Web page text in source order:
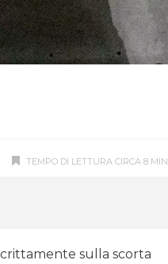
TEMPO DI LETTURA CIRCA 8 MIN
sulla scorta